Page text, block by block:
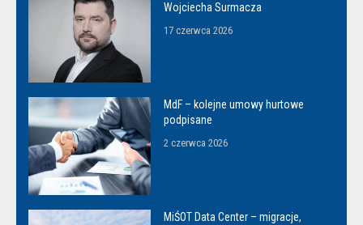
Wojciecha Surmacza
17 czerwca 2026
MdF – kolejne umowy hurtowe
podpisane
2 czerwca 2026
MiŚOT Data Center – migracje,